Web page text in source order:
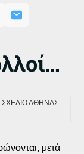
ΣΧΕΔΙΟ ΑΘΗΝΑΣ-
μετά